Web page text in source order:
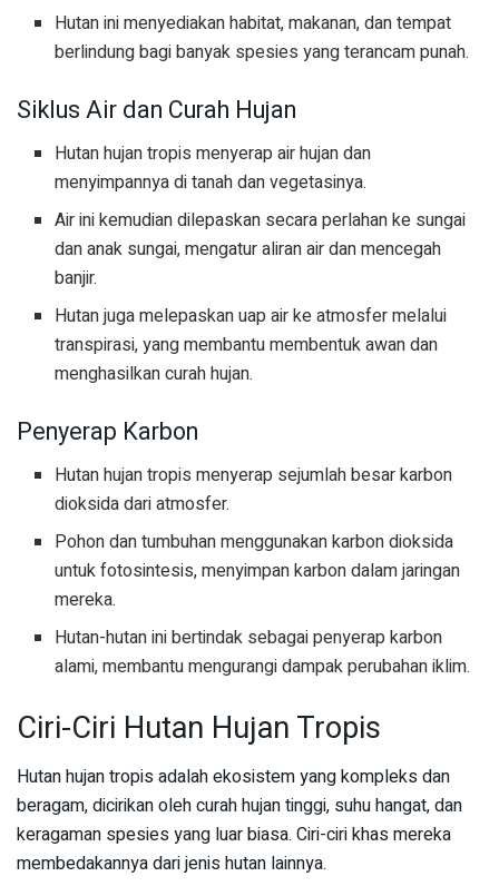
Hutan ini menyediakan habitat, makanan, dan tempat
berlindung bagi banyak spesies yang terancam punah.
Siklus Air dan Curah Hujan
Hutan hujan tropis menyerap air hujan dan
menyimpannya di tanah dan vegetasinya.
Air ini kemudian dilepaskan secara perlahan ke sungai
dan anak sungai, mengatur aliran air dan mencegah
banjir.
Hutan juga melepaskan uap air ke atmosfer melalui
transpirasi, yang membantu membentuk awan dan
menghasilkan curah hujan.
Penyerap Karbon
Hutan hujan tropis menyerap sejumlah besar karbon
dioksida dari atmosfer.
Pohon dan tumbuhan menggunakan karbon dioksida
untuk fotosintesis, menyimpan karbon dalam jaringan
mereka.
Hutan-hutan ini bertindak sebagai penyerap karbon
alami, membantu mengurangi dampak perubahan iklim.
Ciri-Ciri Hutan Hujan Tropis
Hutan hujan tropis adalah ekosistem yang kompleks dan
beragam, dicirikan oleh curah hujan tinggi, suhu hangat, dan
keragaman spesies yang luar biasa. Ciri-ciri khas mereka
membedakannya dari jenis hutan lainnya.